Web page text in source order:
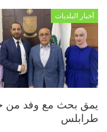
أخبار البلديات
يمق بحث مع وفد من
طرابلس